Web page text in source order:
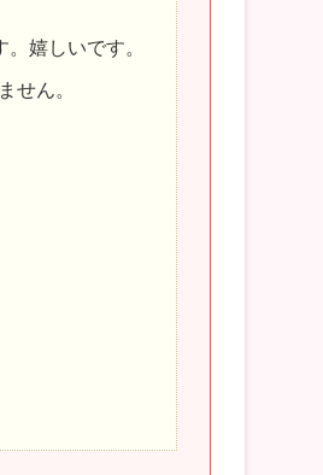
嬉しいです。
せん。